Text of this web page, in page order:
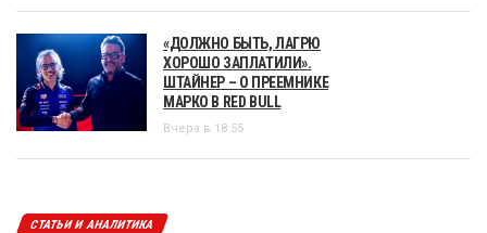
«ДОЛЖНО БЫТЬ, ЛАГРЮ
ХОРОШО ЗАПЛАТИЛИ».
ШТАЙНЕР – О ПРЕЕМНИКЕ
МАРКО В RED BULL
Вчера в 18:55
СТАТЬИ И АНАЛИТИКА